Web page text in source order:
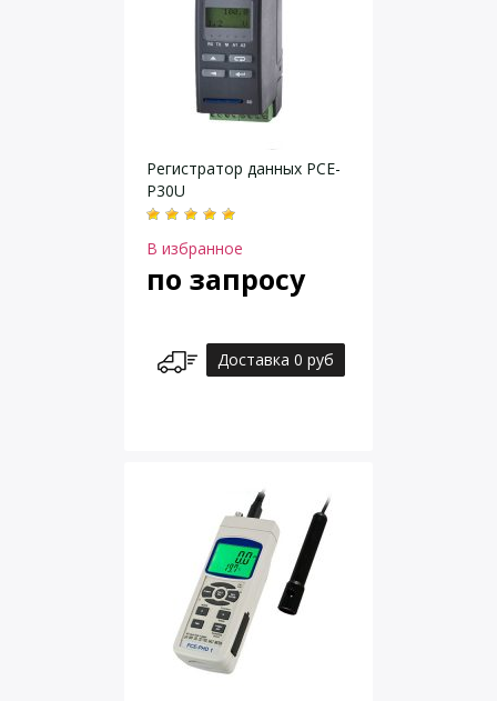
Регистратор данных PCE-
P30U
В избранное
по запросу
Доставка 0 руб